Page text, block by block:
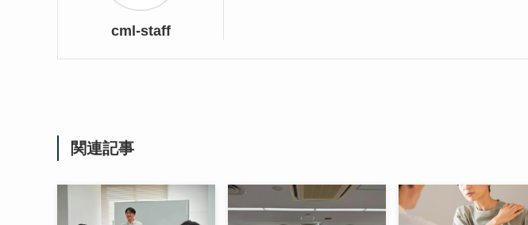
cml-staff
関連記事